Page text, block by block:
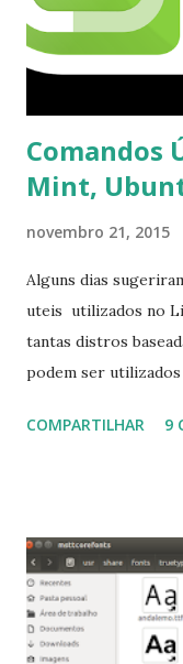
Comandos
Mint,
novembro 21, 2015
Alguns dias
uteis utilizados no
tantas distros
podem ser
Linux Mint 17,
para usuários
sudo apt-get update
get -f dist-upgrade
pacotes: $ sudo
COMPARTILHAR 9